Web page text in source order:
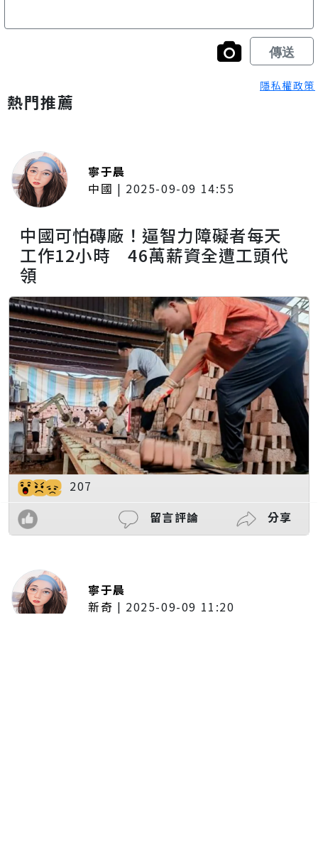
隱私權政策
熱門推薦
寧于晨
中國 | 2025-09-09 14:55
中國可怕磚廠！逼智力障礙者每天
工作12小時 46萬薪資全遭工頭代
領
207
留言評論
分享
寧于晨
新奇 | 2025-09-09 11:20